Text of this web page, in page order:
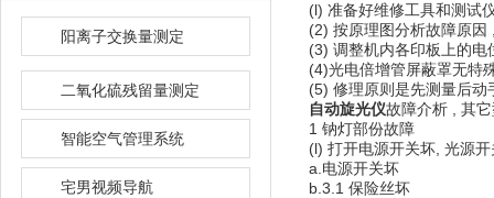
阳离子交换量测定
二氧化硫残留量测定
智能空气管理系统
宅男视频导航
(l) 准备好维修工具和测试仪器 :
(2) 按原理图分析故障原因 , 拆
(3) 调整机内各印板上的电
(4)光电倍增管屏蔽罩无特殊
(5) 修理原则是先测量后动
自动旋光仪故障介析 , 其它
1 钠灯部份故障
(l) 打开电源开关坏, 光源
a.电源开关坏
b.3.1 保险丝坏